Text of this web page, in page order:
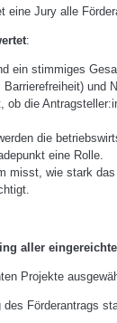
eine Jury alle
:
ein stimmiges
ob die
die
eine Rolle.
misst, wie stark
aller
Projekte
Förderantrags